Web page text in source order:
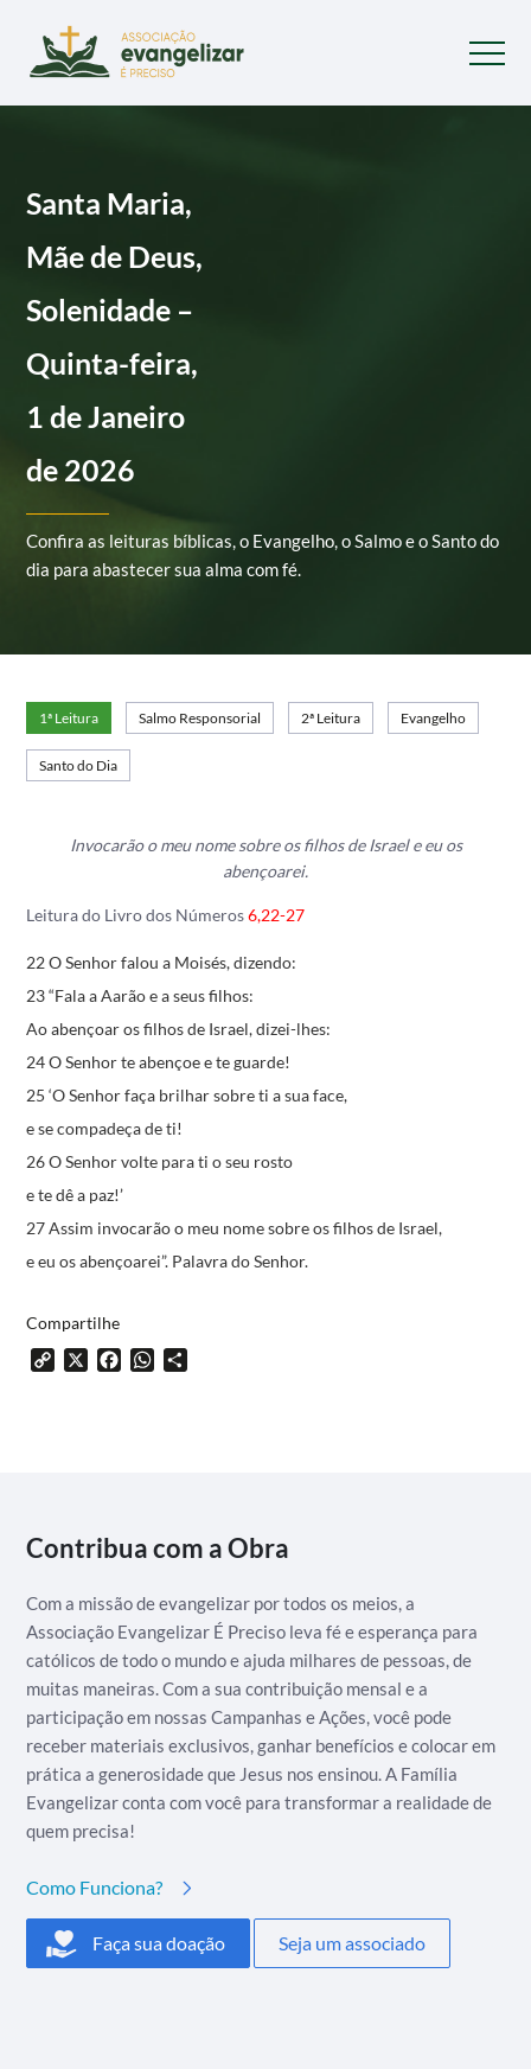
Santa Maria,
Mãe de Deus,
Solenidade –
Quinta-feira,
1 de Janeiro
de 2026
Confira as leituras bíblicas, o Evangelho, o Salmo e o Santo do
dia para abastecer sua alma com fé.
1ª Leitura Salmo Responsorial 2ª Leitura Evangelho
Santo do Dia
Invocarão o meu nome sobre os filhos de Israel e eu os
abençoarei.
Leitura do Livro dos Números6,22-27
22 O Senhor falou a Moisés, dizendo:
23 “Fala a Aarão e a seus filhos:
Ao abençoar os filhos de Israel, dizei-lhes:
24 O Senhor te abençoe e te guarde!
25 ‘O Senhor faça brilhar sobre ti a sua face,
e se compadeça de ti!
26 O Senhor volte para ti o seu rosto
e te dê a paz!’
27 Assim invocarão o meu nome sobre os filhos de Israel,
e eu os abençoarei”. Palavra do Senhor.
Compartilhe
Copy X FacebookWhatsApp
Contribua com a Obra
Com a missão de evangelizar por todos os meios, a
Associação Evangelizar É Preciso leva fé e esperança para
católicos de todo o mundo e ajuda milhares de pessoas, de
muitas maneiras. Com a sua contribuição mensal e a
participação em nossas Campanhas e Ações, você pode
receber materiais exclusivos, ganhar benefícios e colocar em
prática a generosidade que Jesus nos ensinou. A Família
Evangelizar conta com você para transformar a realidade de
quem precisa!
Como Funciona?
Faça sua doação Seja um associado